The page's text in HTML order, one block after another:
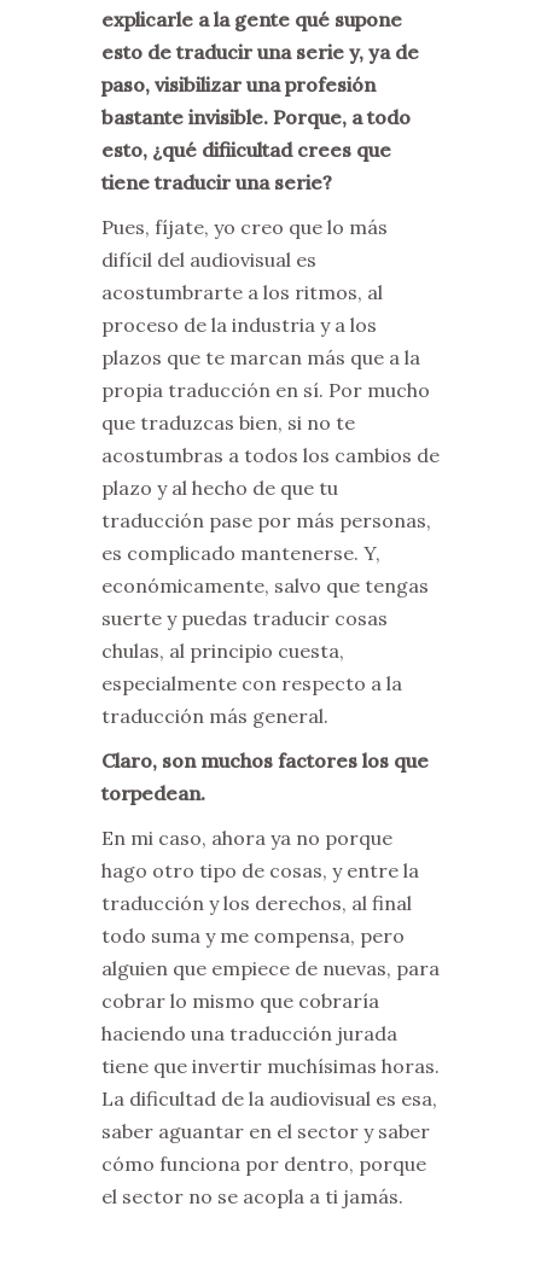
explicarle a la gente qué supone
esto de traducir una serie y, ya de
paso, visibilizar una profesión
bastante invisible. Porque, a todo
esto, ¿qué difiicultad crees que
tiene traducir una serie?
Pues, fíjate, yo creo que lo más
difícil del audiovisual es
acostumbrarte a los ritmos, al
proceso de la industria y a los
plazos que te marcan más que a la
propia traducción en sí. Por mucho
que traduzcas bien, si no te
acostumbras a todos los cambios de
plazo y al hecho de que tu
traducción pase por más personas,
es complicado mantenerse. Y,
económicamente, salvo que tengas
suerte y puedas traducir cosas
chulas, al principio cuesta,
especialmente con respecto a la
traducción más general.
Claro, son muchos factores los que
torpedean.
En mi caso, ahora ya no porque
hago otro tipo de cosas, y entre la
traducción y los derechos, al final
todo suma y me compensa, pero
alguien que empiece de nuevas, para
cobrar lo mismo que cobraría
haciendo una traducción jurada
tiene que invertir muchísimas horas.
La dificultad de la audiovisual es esa,
saber aguantar en el sector y saber
cómo funciona por dentro, porque
el sector no se acopla a ti jamás.